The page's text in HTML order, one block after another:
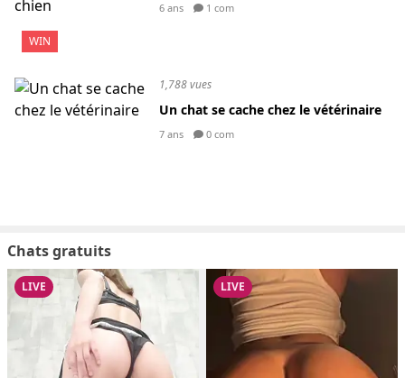
WIN
6 ans 1 com
1,788 vues
Un chat se cache chez le vétérinaire
7 ans 0 com
Chats gratuits